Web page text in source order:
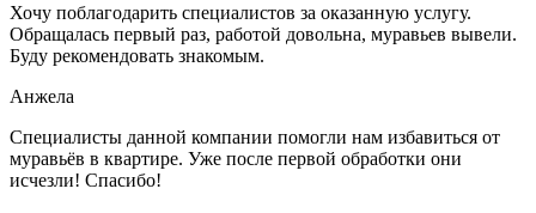
Хочу поблагодарить специалистов за оказанную услугу.
Обращалась первый раз, работой довольна, муравьев вывели.
Буду рекомендовать знакомым.
Анжела
Специалисты данной компании помогли нам избавиться от
муравьёв в квартире. Уже после первой обработки они
исчезли! Спасибо!